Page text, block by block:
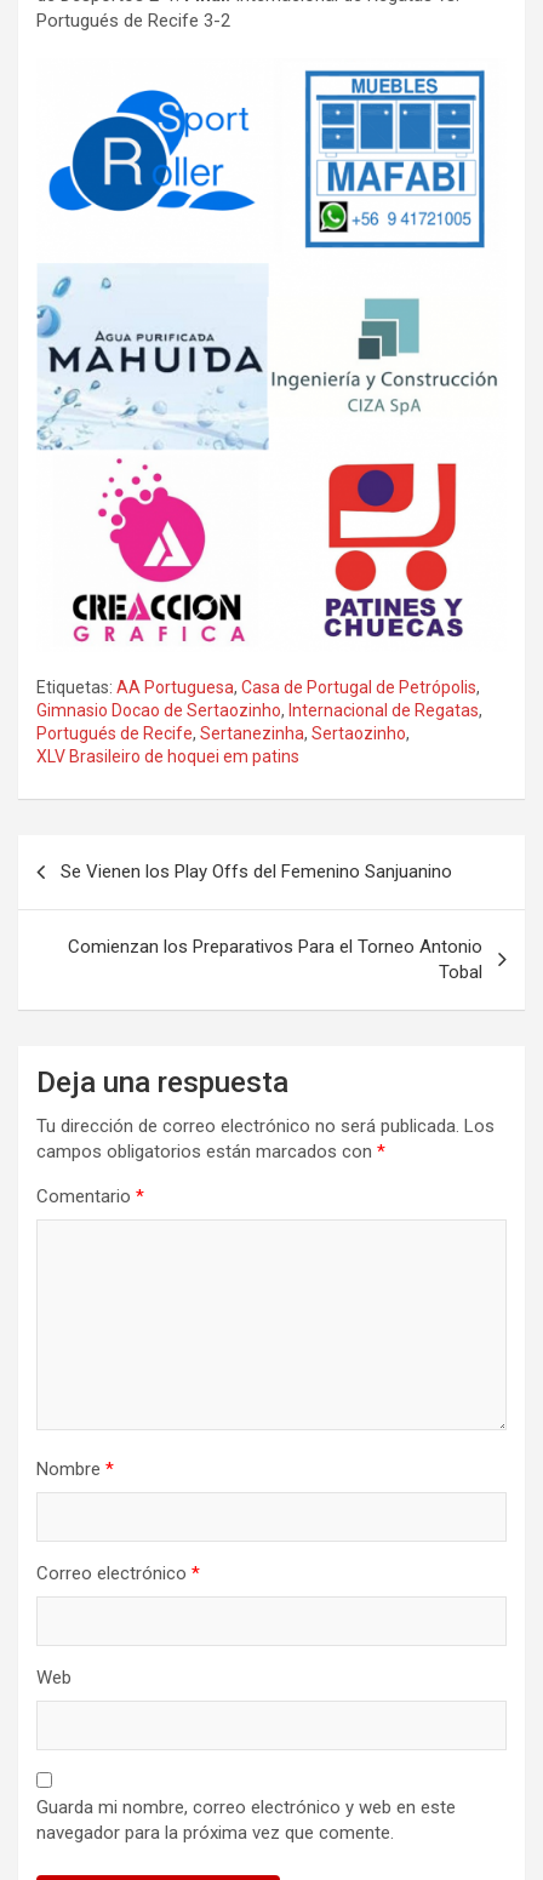
Portugués de Recife 3-2
Etiquetas: AA Portuguesa, Casa de Portugal de Petrópolis,
Gimnasio Docao de Sertaozinho, Internacional de Regatas,
Portugués de Recife, Sertanezinha, Sertaozinho,
XLV Brasileiro de hoquei em patins
entradas
Se Vienen los Play Offs del Femenino Sanjuanino
Comienzan los Preparativos Para el Torneo Antonio
Tobal
Deja una respuesta
Tu dirección de correo electrónico no será publicada. Los
campos obligatorios están marcados con *
Comentario *
Nombre *
Correo electrónico *
Web
Guarda mi nombre, correo electrónico y web en este
navegador para la próxima vez que comente.